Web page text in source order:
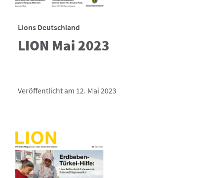
Lions Deutschland
LION Mai 2023
Veröffentlicht am 12. Mai 2023